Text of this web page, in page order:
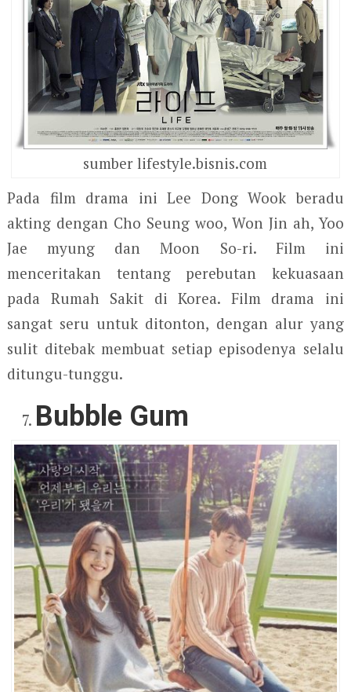
sumber lifestyle.bisnis.com
Pada film drama ini Lee Dong Wook beradu
akting dengan Cho Seung woo, Won Jin ah, Yoo
Jae myung dan Moon So-ri. Film ini
menceritakan tentang perebutan kekuasaan
pada Rumah Sakit di Korea. Film drama ini
sangat seru untuk ditonton, dengan alur yang
sulit ditebak membuat setiap episodenya selalu
ditungu-tunggu.
Bubble Gum